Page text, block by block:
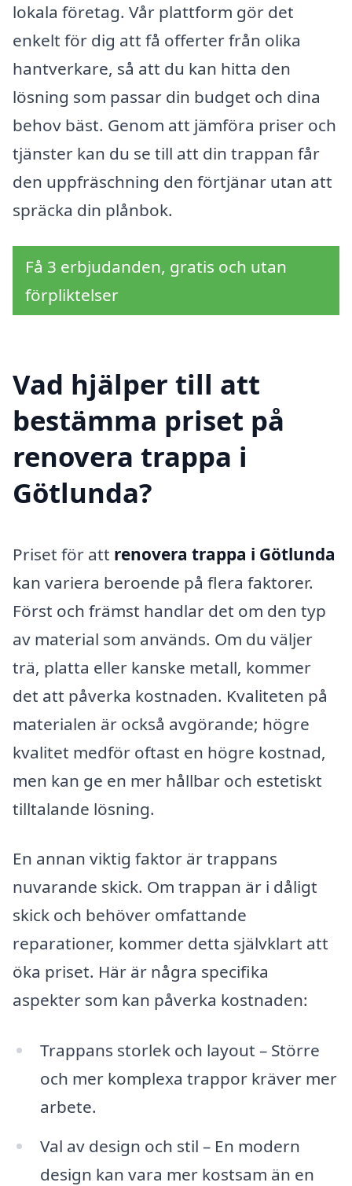
lokala företag. Vår plattform gör det
enkelt för dig att få offerter från olika
hantverkare, så att du kan hitta den
lösning som passar din budget och dina
behov bäst. Genom att jämföra priser och
tjänster kan du se till att din trappan får
den uppfräschning den förtjänar utan att
spräcka din plånbok.
Få 3 erbjudanden, gratis och utan
förpliktelser
Vad hjälper till att
bestämma priset på
renovera trappa i
Götlunda?
Priset för att renovera trappa i Götlunda
kan variera beroende på flera faktorer.
Först och främst handlar det om den typ
av material som används. Om du väljer
trä, platta eller kanske metall, kommer
det att påverka kostnaden. Kvaliteten på
materialen är också avgörande; högre
kvalitet medför oftast en högre kostnad,
men kan ge en mer hållbar och estetiskt
tilltalande lösning.
En annan viktig faktor är trappans
nuvarande skick. Om trappan är i dåligt
skick och behöver omfattande
reparationer, kommer detta självklart att
öka priset. Här är några specifika
aspekter som kan påverka kostnaden:
Trappans storlek och layout – Större
och mer komplexa trappor kräver mer
arbete.
Val av design och stil – En modern
design kan vara mer kostsam än en